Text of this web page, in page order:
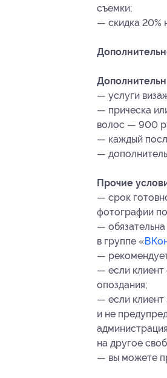
съемки;
— скидка 20%
— услуги
— прическа
волос — 900
— каждый
—
Прочие
— срок
фотографии
—
в группе «
—
— если клиент
опоздания;
— если клиент
и не
на другое
— вы можете